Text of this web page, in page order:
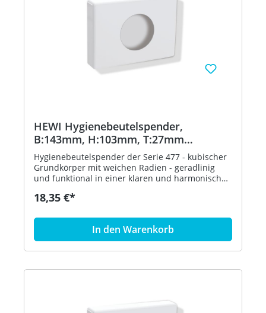
HEWI Hygienebeutelspender,
B:143mm, H:103mm, T:27mm
apfelgrün
Hygienebeutelspender der Serie 477 - kubischer
Grundkörper mit weichen Radien - geradlinig
und funktional in einer klaren und harmonischen
Entnahme von handelsüblichen Hygienebeuteln
breit, 103 mm hoch und 27 mm tief - aus
hochglänzendem Polyamid nach HEWI
Farbtabelle - inklusive korrosionsfreiem HEWI
Befestigungsmaterial - in HEWI Farbe 74
18,35 €*
In den Warenkorb